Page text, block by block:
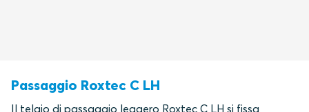
Passaggio Roxtec C LH
Il telaio di passaggio leggero Roxtec C LH si fissa